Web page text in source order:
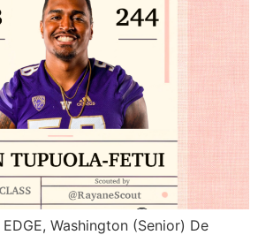
Washington (Senior) De